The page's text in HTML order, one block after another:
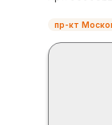
пр-кт